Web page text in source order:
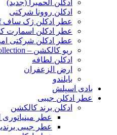
ادکلن الحمبرا (جدید)
ادکلن روونا شرکتی
عطر ادکلن ژک‌ ساف Jacksaf
عطر ادکلن اسمارت
عطر ادکلن شرکتی
ریو کالکشن – Rio Collection
ادکلن لطافه
ارض الزعفران
بایلندو
بادی اسپلش
عطر ادکلن جیبی
ادکلن برند کالکشن
عطر مینیاتوری
عطر جیبی